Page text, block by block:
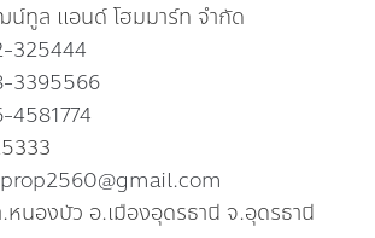
ทูล แอนด์ โฮมมาร์ท จำกัด
325444
3395566
4581774
นองบัว อ.เมืองอุดรธานี จ.อุดรธานี